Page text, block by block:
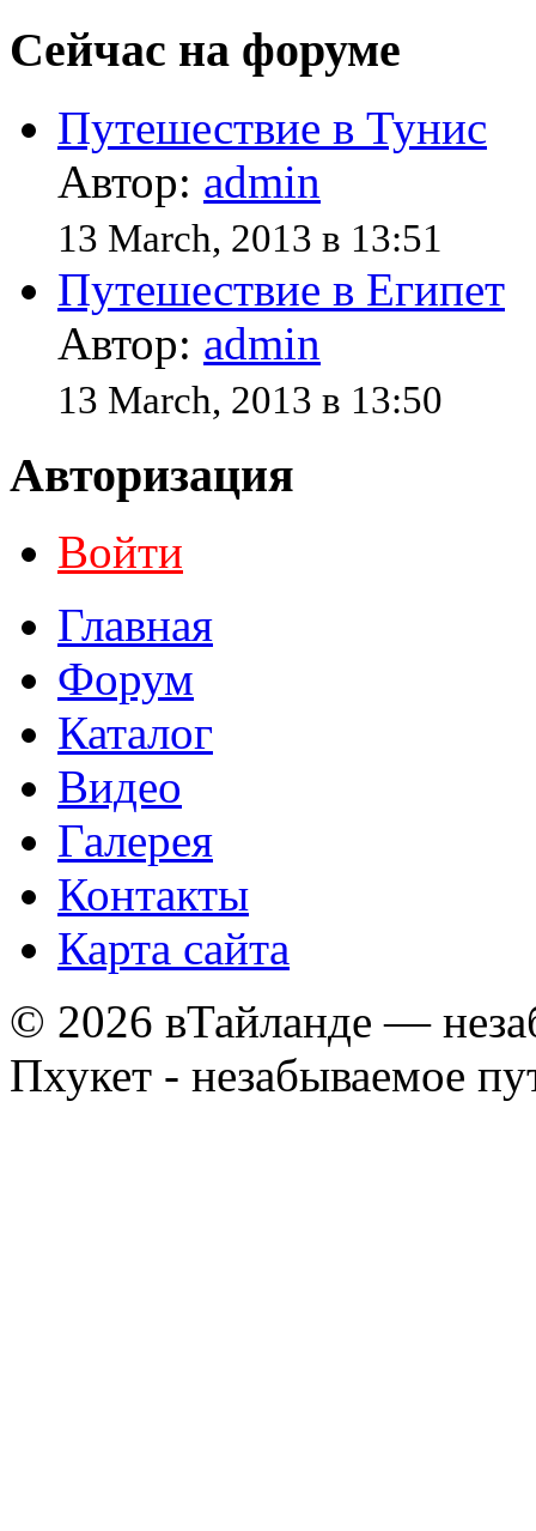
Сейчас на форуме
Путешествие в Тунис
Автор: admin
13 March, 2013 в 13:51
Путешествие в Египет
Автор: admin
13 March, 2013 в 13:50
Авторизация
Войти
Главная
Форум
Каталог
Видео
Галерея
Контакты
Карта сайта
© 2026 вТайланде —
Пхукет - незабываемое